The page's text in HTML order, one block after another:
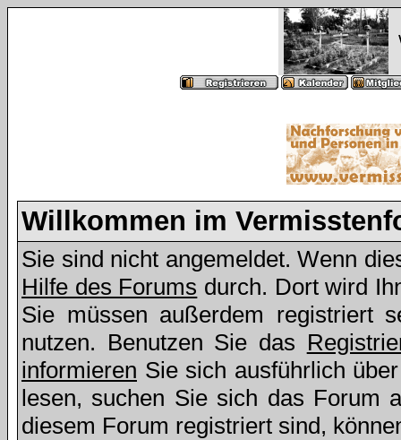
Willkommen im
Sie sind nicht angemeldet. Wenn
Hilfe des Forums durch. Dort wird
Sie müssen außerdem registriert
nutzen. Benutzen Sie das
informieren Sie sich ausführlich
lesen, suchen Sie sich das Forum
diesem Forum registriert sind,